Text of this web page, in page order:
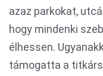
azaz parkokat,
hogy mindenki
élhessen.
támogatta a